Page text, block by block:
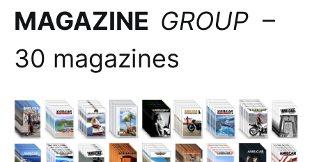
MAGAZINE GROUP –
30 magazines